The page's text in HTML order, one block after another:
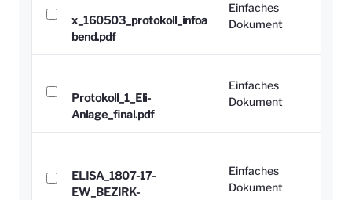
x_160503_protokoll_infoa
bend.pdf
Einfaches
Dokument
Protokoll_1_Eli-
Anlage_final.pdf
Einfaches
Dokument
ELISA_1807-17-
EW_BEZIRK-
Einfaches
Dokument